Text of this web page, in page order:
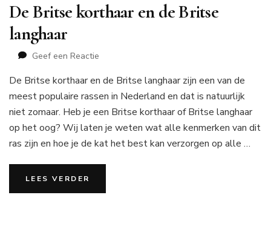
De Britse korthaar en de Britse
langhaar
Geef een Reactie
Britse
korthaar
de
Britse
langhaar
De Britse korthaar en de Britse langhaar zijn een van de
meest populaire rassen in Nederland en dat is natuurlijk
niet zomaar. Heb je een Britse korthaar of Britse langhaar
op het oog? Wij laten je weten wat alle kenmerken van dit
ras zijn en hoe je de kat het best kan verzorgen op alle …
LEES VERDER